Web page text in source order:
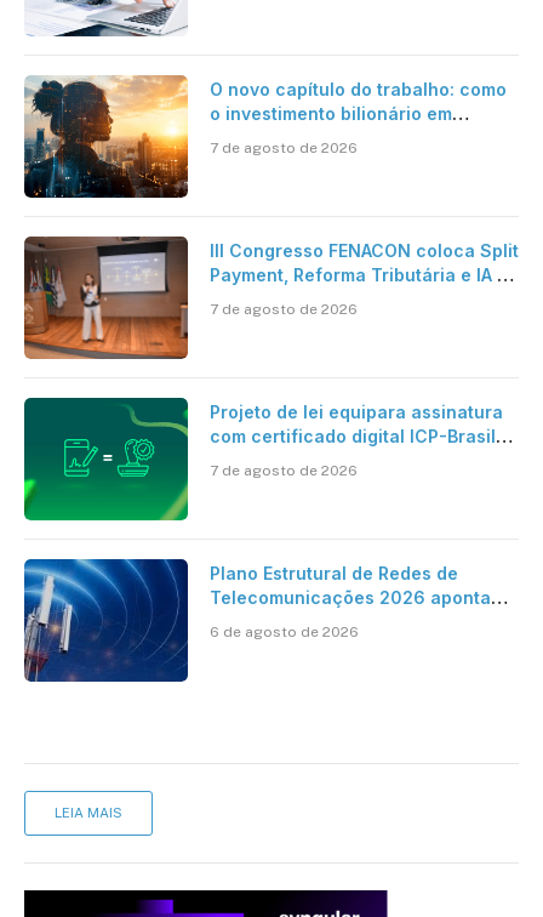
O novo capítulo do trabalho: como
o investimento bilionário em
verdadeira era da inteligência
7 de agosto de 2026
III Congresso FENACON coloca Split
Payment, Reforma Tributária e IA no
7 de agosto de 2026
Projeto de lei equipara assinatura
com certificado digital ICP-Brasil
cartório
7 de agosto de 2026
Plano Estrutural de Redes de
Telecomunicações 2026 aponta
mantém desafio
6 de agosto de 2026
LEIA MAIS